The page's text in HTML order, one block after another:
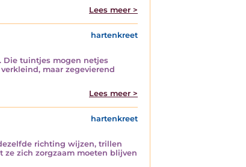
Lees meer >
hartenkreet
Die tuintjes mogen netjes
maar zegevierend
Lees meer >
hartenkreet
richting wijzen, trillen
ze zich zorgzaam moeten blijven